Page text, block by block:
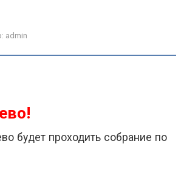
admin
будет проходить собрание по